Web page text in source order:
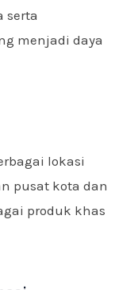
serta
menjadi daya
lokasi
pusat kota dan
produk khas